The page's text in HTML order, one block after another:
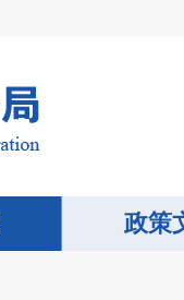
政策